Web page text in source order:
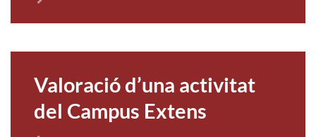
Valoració d’una activitat
del Campus Extens